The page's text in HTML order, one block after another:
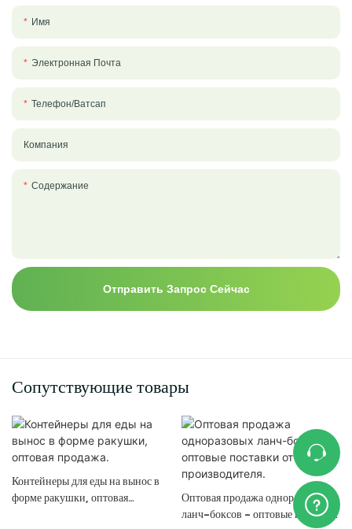
Имя
Электронная Почта
Телефон/ватсап
Компания
Содержание
Отправить Запрос Сейчас
Сопутствующие товары
Контейнеры для еды на вынос в
форме ракушки, оптовая
Оптовая продажа одноразовых
ланч-боксов - оптовые поставки